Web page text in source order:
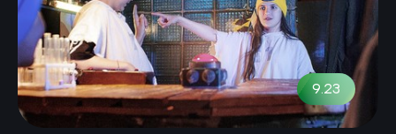
9.23